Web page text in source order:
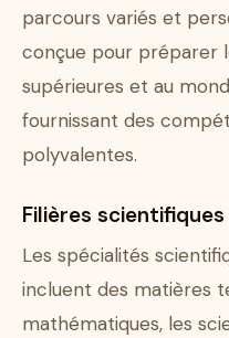
parcours variés et
conçue pour préparer
supérieures et au
fournissant des
polyvalentes.
Filières scientifiques
Les spécialités
incluent des matières
mathématiques, les